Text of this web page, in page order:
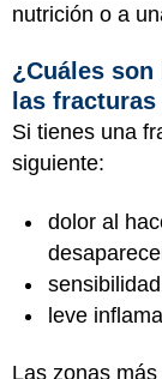
nutrición o a
¿Cuáles
las
Si tienes una
siguiente:
dolor al
leve
Las zonas